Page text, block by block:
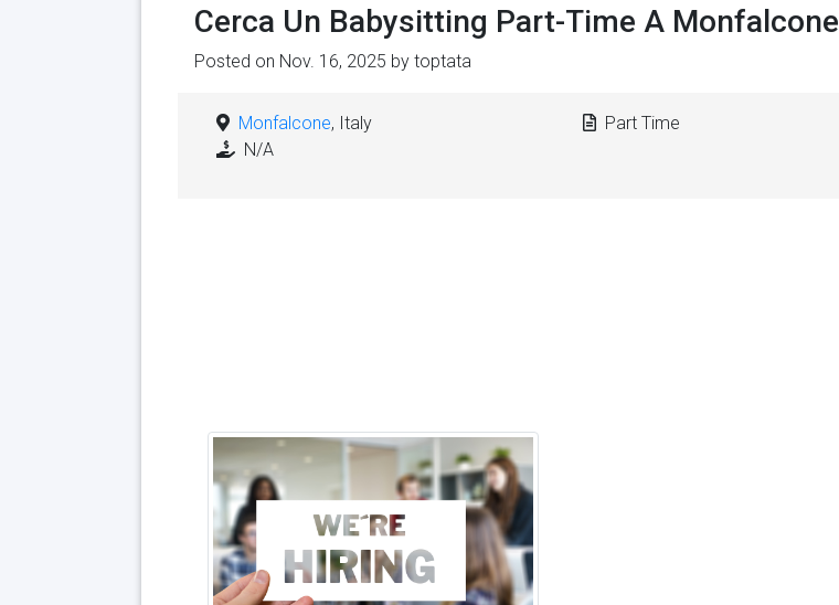
Cerca Un Babysitting Part-Time A Monfalcone
Posted on Nov. 16, 2025 by toptata
Monfalcone, Italy
N/A
Part Time